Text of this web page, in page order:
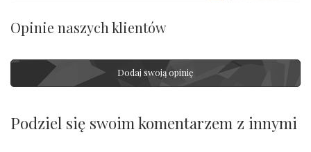
Opinie naszych klientów
Dodaj swoją opinię
Podziel się swoim komentarzem z innymi